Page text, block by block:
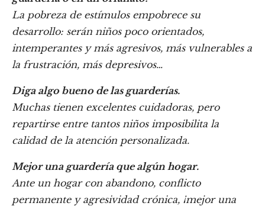
La pobreza de estímulos empobrece su
desarrollo: serán niños poco orientados,
intemperantes y más agresivos, más vulnerables a
la frustración, más depresivos…
Diga algo bueno de las guarderías.
Muchas tienen excelentes cuidadoras, pero
repartirse entre tantos niños imposibilita la
calidad de la atención personalizada.
Mejor una guardería que algún hogar.
Ante un hogar con abandono, conflicto
permanente y agresividad crónica, ¡mejor una